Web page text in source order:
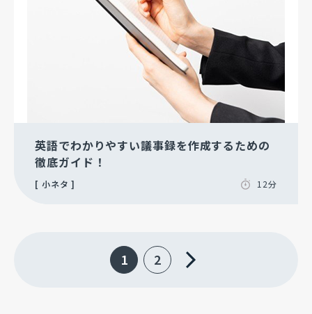
英語でわかりやすい議事録を作成するための
徹底ガイド！
小ネタ 12分
1 2